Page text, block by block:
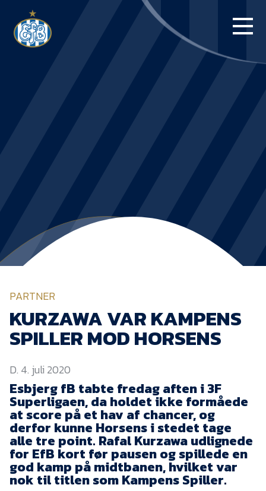
BLUE WATER
NYHEDER
Sydvestjysk Fodbold
Samarbejde
Partnere
Blue Water Arena
Aktionærinformation
PARTNER
KURZAWA VAR KAMPENS
SPILLER MOD HORSENS
D. 4. juli 2020
Esbjerg fB tabte fredag aften i 3F
Superligaen, da holdet ikke formåede
at score på et hav af chancer, og
derfor kunne Horsens i stedet tage
alle tre point. Rafal Kurzawa udlignede
for EfB kort før pausen og spillede en
god kamp på midtbanen, hvilket var
nok til titlen som Kampens Spiller.